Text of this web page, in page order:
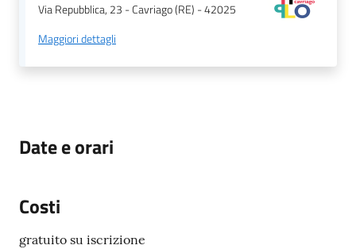
Via Repubblica, 23 - Cavriago (RE) - 42025
Maggiori dettagli
Date e orari
Costi
gratuito su iscrizione